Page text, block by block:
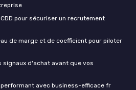
pour sécuriser un recrutement
de marge et de coefficient pour piloter
d'achat avant que vos
avec business-efficace fr